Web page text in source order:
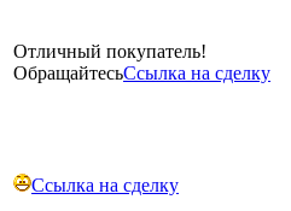
Отличный покупатель!
ОбращайтесьСсылка на сделку
Ссылка на сделку